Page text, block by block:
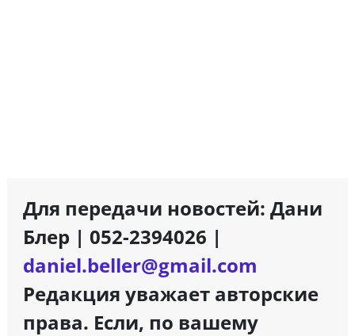
Для передачи новостей: Дани
Блер | 052-2394026 |
daniel.beller@gmail.com
Редакция уважает авторские
права. Если, по вашему